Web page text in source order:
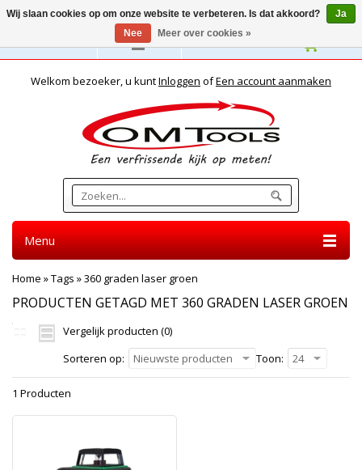
Nederlands
Welkom bezoeker, u kuntInloggen ofEen account aanmaken
Menu
Home »Tags »360 graden laser groen
PRODUCTEN GETAGD MET 360 GRADEN LASER GROEN
Vergelijk producten (0)
Sorteren op:
Nieuwste producten Toon: 24
1 Producten
Wij slaan cookies op om onze website te verbeteren. Is dat akkoord?
Ja
Nee
Meer over cookies »